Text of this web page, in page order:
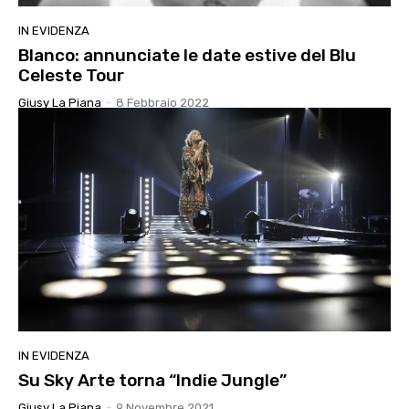
IN EVIDENZA
Blanco: annunciate le date estive del Blu
Celeste Tour
Giusy La Piana - 8 Febbraio 2022
IN EVIDENZA
Su Sky Arte torna “Indie Jungle”